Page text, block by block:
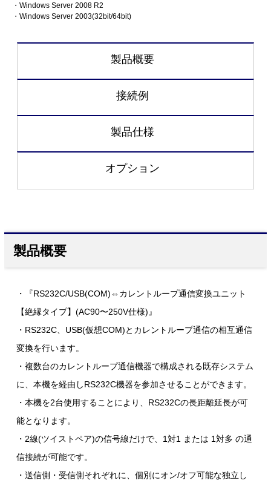
・Windows Server 2008 R2
・Windows Server 2003(32bit/64bit)
製品概要
接続例
製品仕様
オプション
製品概要
・『RS232C/USB(COM)⇔カレントループ通信変換ユニット
【絶縁タイプ】(AC90〜250V仕様)』
・RS232C、USB(仮想COM)とカレントループ通信の相互通信
変換を行います。
・複数台のカレントループ通信機器で構成される既存システム
に、本機を経由しRS232C機器を参加させることができます。
・本機を2台使用することにより、RS232Cの長距離延長が可
能となります。
・2線(ツイストペア)の信号線だけで、1対1 または 1対多 の通
信接続が可能です。
・送信側・受信側それぞれに、個別にオン/オフ可能な独立し